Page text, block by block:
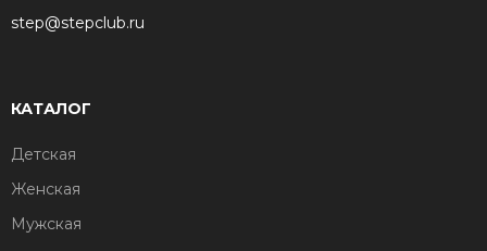
step@stepclub.ru
КАТАЛОГ
Детская
Женская
Мужская